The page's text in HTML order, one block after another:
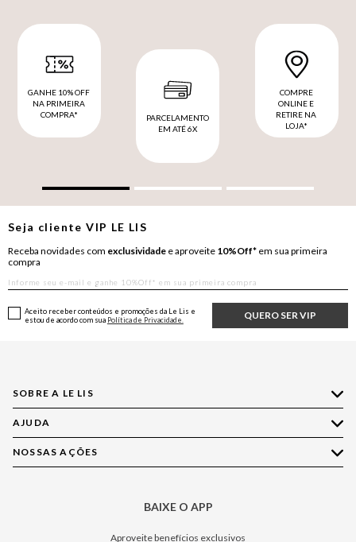
GANHE 10% OFF
NA PRIMEIRA
COMPRA*
PARCELAMENTO
EM ATÉ 6X
COMPRE
ONLINE E
RETIRE NA
LOJA*
Seja clienteVIP LE LIS
Receba novidades com exclusividade e aproveite 10%Off* em sua primeira
compra
QUERO SER VIP
Aceito receber conteúdos e promoções da Le Lis e
estou de acordo com sua Política de Privacidade.
SOBRE A LE LIS
Quem Somos
Nossas Lojas
Política de Privacidade
AJUDA
Compre pelo WhatsApp
Central de Relacionamento
NOSSAS AÇÕES
BAIXE O APP
Aproveite benefícios exclusivos